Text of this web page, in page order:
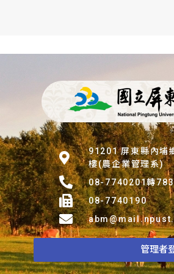
91201 屏東縣內埔
樓(農企業管理系)
08-7740201轉
08-7740190
管理者